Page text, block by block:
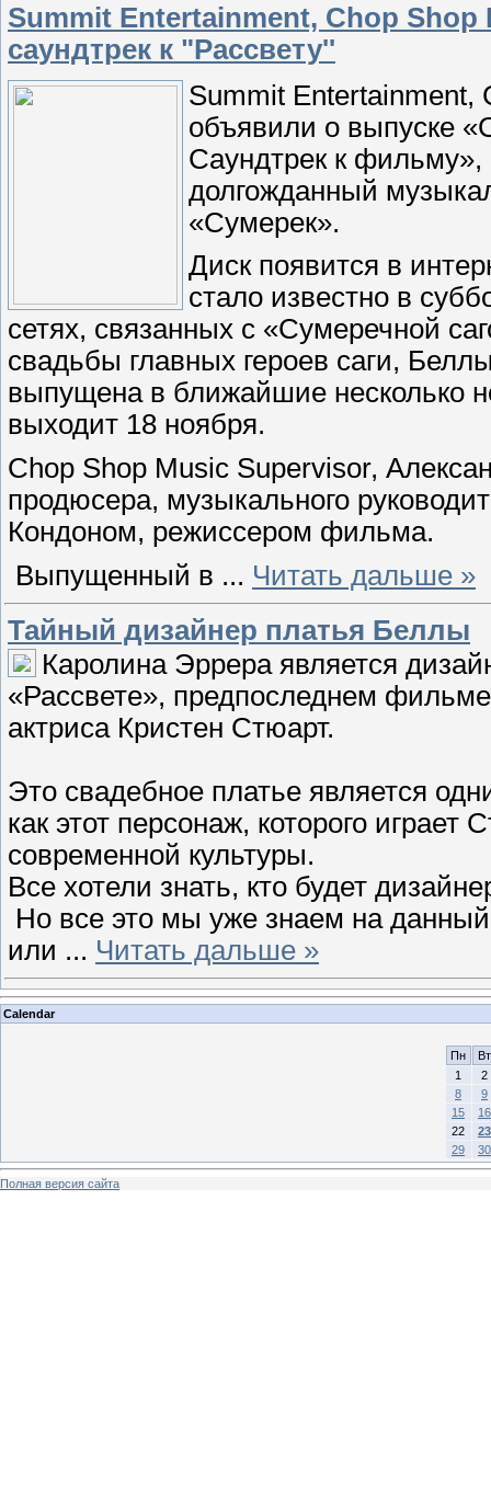
Summit Entertainment, Chop
саундтрек к "Рассвету''
Summit Entertainment,
объявили о выпуске
Саундтрек к фильму»,
долгожданный
«Сумерек».
Диск появится в
стало известно в
сетях, связанных с «Сумеречной
свадьбы главных героев саги,
выпущена в ближайшие несколько
выходит 18 ноября.
Chop Shop Music Supervisor,
продюсера, музыкального
Кондоном, режиссером фильма.
Выпущенный в ... Читать дальше »
Тайный дизайнер платья Беллы
Каролина Эррера является
«Рассвете», предпоследнем
актриса Кристен Стюарт.
Это свадебное платье является
как этот персонаж, которого
современной культуры.
Все хотели знать, кто будет
Но все это мы уже знаем на
или ... Читать дальше »
Calendar
Пн
Вт
1
2
8
9
15
16
22
23
29
30
Полная версия сайта